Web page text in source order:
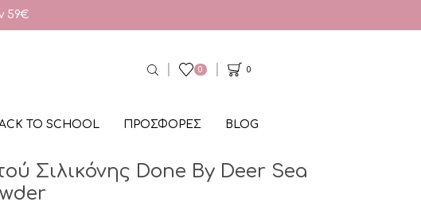
59€
0 0
TO SCHOOL ΠΡΟΣΦΟΡΕΣ BLOG
Σιλικόνης Done By Deer Sea